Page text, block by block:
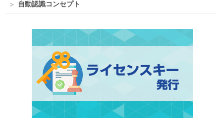
自動認識コンセプト